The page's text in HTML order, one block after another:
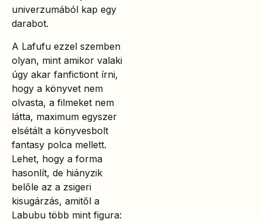
univerzumából kap egy
darabot.
A Lafufu ezzel szemben
olyan, mint amikor valaki
úgy akar fanfictiont írni,
hogy a könyvet nem
olvasta, a filmeket nem
látta, maximum egyszer
elsétált a könyvesbolt
fantasy polca mellett.
Lehet, hogy a forma
hasonlít, de hiányzik
belőle az a zsigeri
kisugárzás, amitől a
Labubu több mint figura: